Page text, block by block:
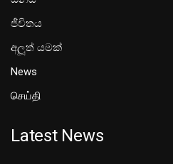
ජීවිතය
අලූත් යමක්
News
செய்தி
Latest News